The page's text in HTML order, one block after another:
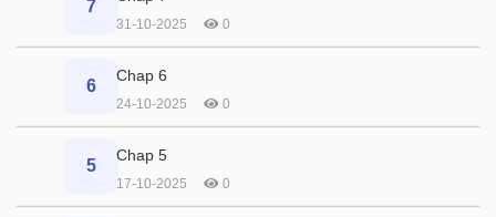
7
31-10-2025 0
6
Chap 6
24-10-2025 0
5
Chap 5
17-10-2025 0